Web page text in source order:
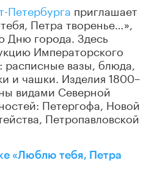
Петербурга приглашает
Петра творенье…»,
Дню города. Здесь
Императорского
вазы, блюда,
и чашки. Изделия 1800–
видами Северной
Петергофа, Новой
Петропавловской
«Люблю тебя, Петра